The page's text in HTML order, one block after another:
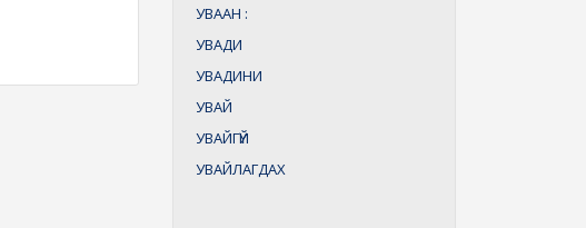
УВААН :
УВАДИ
УВАДИНИ
УВАЙ
УВАЙГҮЙ
УВАЙЛАГДАХ